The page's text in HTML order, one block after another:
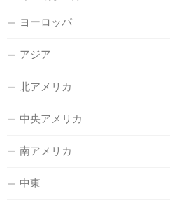
ヨーロッパ
アジア
北アメリカ
中央アメリカ
南アメリカ
中東